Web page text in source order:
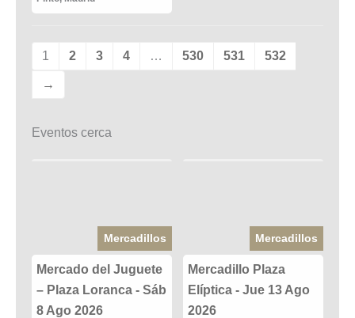
1 2 3 4 … 530 531 532
→
Eventos cerca
Mercadillos
Mercado del Juguete
– Plaza Loranca - Sáb
8 Ago 2026
Mercadillos
Mercadillo Plaza
Elíptica - Jue 13 Ago
2026